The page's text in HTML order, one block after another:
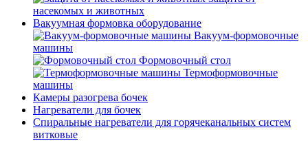
насекомых и животных
Вакуумная формовка оборудование
Вакуум-формовочные
машины
Формовочный стол
Термоформовочные
машины
Камеры разогрева бочек
Нагреватели для бочек
Спиральные нагреватели для горячеканальных систем
витковые